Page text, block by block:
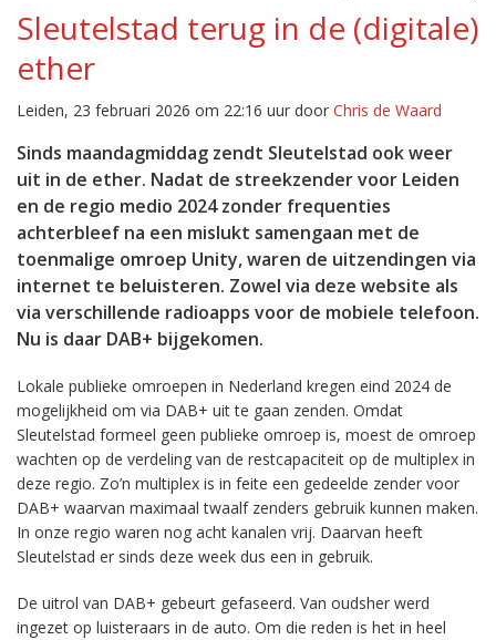
Sleutelstad terug in de (digitale)
ether
Leiden, 23 februari 2026 om 22:16 uur door Chris de Waard
Sinds maandagmiddag zendt Sleutelstad ook weer
uit in de ether. Nadat de streekzender voor Leiden
en de regio medio 2024 zonder frequenties
achterbleef na een mislukt samengaan met de
toenmalige omroep Unity, waren de uitzendingen via
internet te beluisteren. Zowel via deze website als
via verschillende radioapps voor de mobiele telefoon.
Nu is daar DAB+ bijgekomen.
Lokale publieke omroepen in Nederland kregen eind 2024 de
mogelijkheid om via DAB+ uit te gaan zenden. Omdat
Sleutelstad formeel geen publieke omroep is, moest de omroep
wachten op de verdeling van de restcapaciteit op de multiplex in
deze regio. Zo’n multiplex is in feite een gedeelde zender voor
DAB+ waarvan maximaal twaalf zenders gebruik kunnen maken.
In onze regio waren nog acht kanalen vrij. Daarvan heeft
Sleutelstad er sinds deze week dus een in gebruik.
De uitrol van DAB+ gebeurt gefaseerd. Van oudsher werd
ingezet op luisteraars in de auto. Om die reden is het in heel